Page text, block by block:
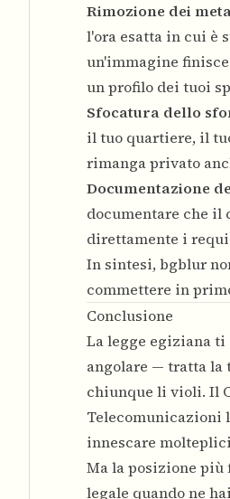
Rimozione dei
l'ora esatta in cui è
un'immagine
un profilo dei tuoi
Sfocatura dello
il tuo quartiere, il
rimanga privato
Documentazione
documentare che il
direttamente i
In sintesi, bgblur
commettere in
Conclusione
La legge egiziana ti
angolare — tratta la
chiunque li violi. Il
Telecomunicazioni
innescare
Ma la posizione più
legale quando ne